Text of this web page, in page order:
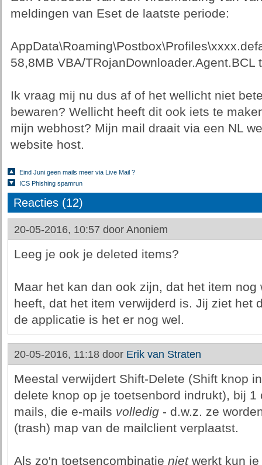
meldingen van Eset de laatste periode:
58,8MB VBA/TRojanDownloader.Agent.BCL
Ik vraag mij nu dus af of het wellicht niet
bewaren? Wellicht heeft dit ook iets te
mijn webhost? Mijn mail draait via een NL
website host.
Eind Juni geen mails meer via Live Mail ?
ICS Phishing spamrun
Reacties (12)
20-05-2016, 10:57 door Anoniem
Leeg je ook je deleted items?
Maar het kan dan ook zijn, dat het item
heeft, dat het item verwijderd is. Jij ziet het
de applicatie is het er nog wel.
20-05-2016, 11:18 door Erik van Straten
Meestal verwijdert Shift-Delete (Shift knop
delete knop op je toetsenbord indrukt), bij
mails, die e-mails volledig- d.w.z. ze
(trash) map van de mailclient verplaatst.
Als zo'n toetsencombinatie nietwerkt kun je